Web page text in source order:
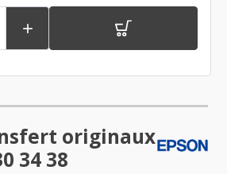

originaux
34 38